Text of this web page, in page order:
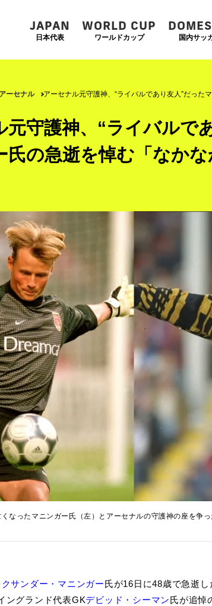
JAPAN
日本代表
WORLD CUP
ワールドカップ 国内サッ
ーセナル アーセナル元守護神、“ライバルであり友人”だった
元守護神、“ライバルで
氏の急逝を悼む「なか
なったマニンガー氏（左）とアーセナルの守護神の座を争
サンダー・マニンガー氏が16日に48歳で急逝
ングランド代表GKデビッド・シーマン氏が追悼